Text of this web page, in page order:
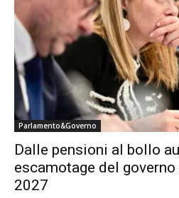
Parlamento&Governo
Dalle pensioni al bollo
escamotage del
2027